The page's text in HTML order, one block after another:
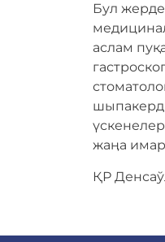
Бул
аслам
жаӊа
ҚР